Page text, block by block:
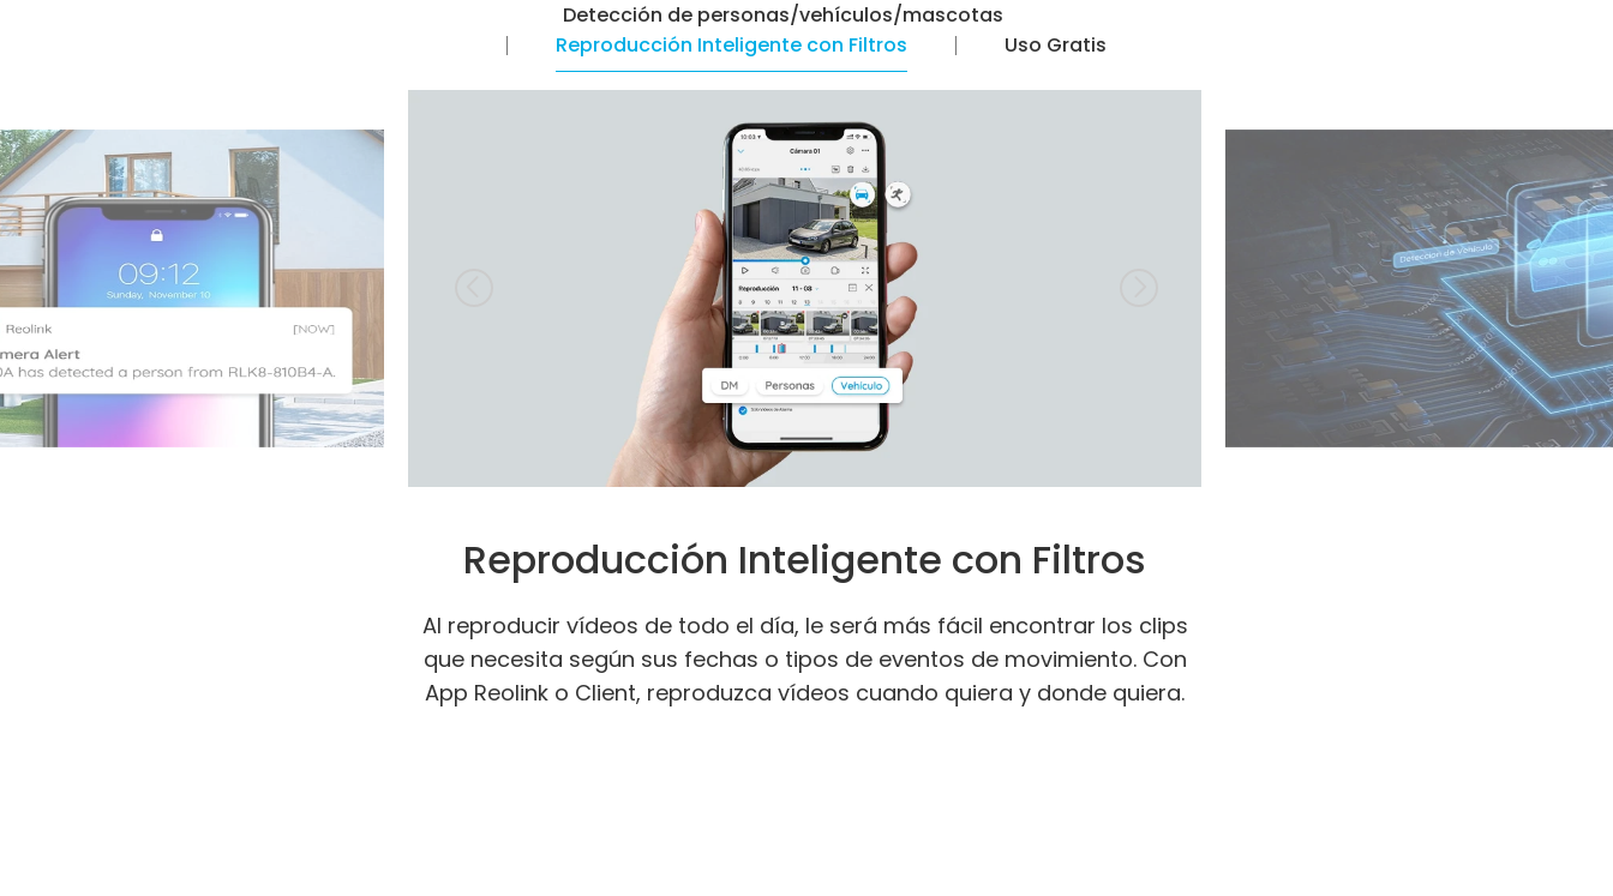
Reproducción Inteligente con Filtros
Al reproducir vídeos de todo el día, le será más fácil encontrar los clips
que necesita según sus fechas o tipos de eventos de movimiento. Con
App Reolink o Client, reproduzca vídeos cuando quiera y donde quiera.
Detección de personas/vehículos/mascotas
Reproducción Inteligente con Filtros
Uso Gratis